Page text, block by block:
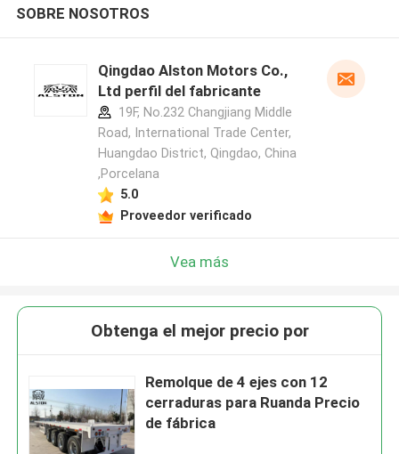
SOBRE NOSOTROS
Qingdao Alston Motors Co.,
Ltd perfil del fabricante
19F, No.232 Changjiang Middle
Road, International Trade Center,
Huangdao District, Qingdao, China
,Porcelana
5.0
Proveedor verificado
Vea más
Obtenga el mejor precio por
Remolque de 4 ejes con 12
cerraduras para Ruanda Precio
de fábrica